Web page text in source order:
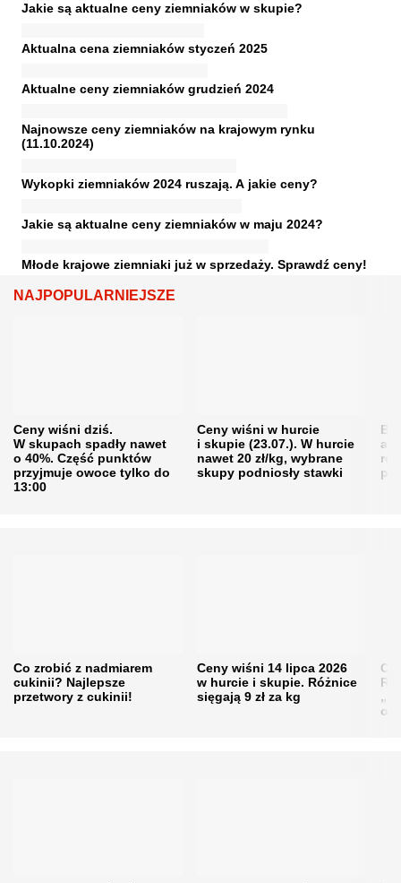
Jakie są aktualne ceny ziemniaków w skupie?
Aktualna cena ziemniaków styczeń 2025
Aktualne ceny ziemniaków grudzień 2024
Najnowsze ceny ziemniaków na krajowym rynku
(11.10.2024)
Wykopki ziemniaków 2024 ruszają. A jakie ceny?
Jakie są aktualne ceny ziemniaków w maju 2024?
Młode krajowe ziemniaki już w sprzedaży. Sprawdź ceny!
NAJPOPULARNIEJSZE
Ceny wiśni dziś.
W skupach spadły nawet
o 40%. Część punktów
przyjmuje owoce tylko do
13:00
Ceny wiśni w hurcie
i skupie (23.07.). W hurcie
nawet 20 zł/kg, wybrane
skupy podniosły stawki
Co zrobić z nadmiarem
cukinii? Najlepsze
przetwory z cukinii!
Ceny wiśni 14 lipca 2026
w hurcie i skupie. Różnice
sięgają 9 zł za kg